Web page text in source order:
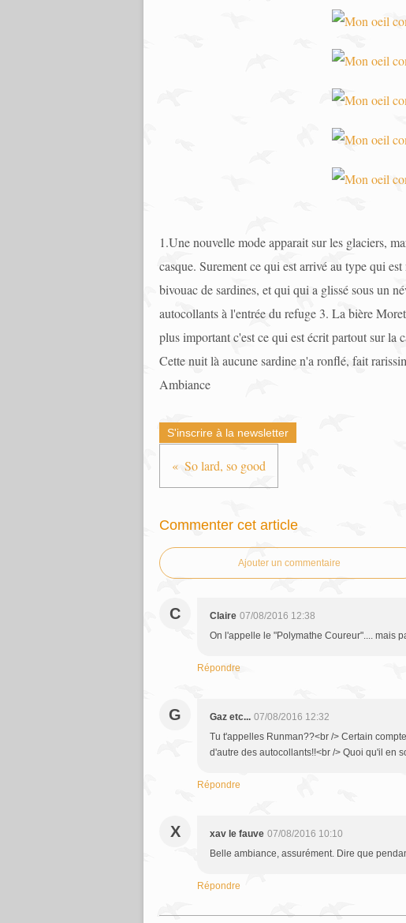
1.Une nouvelle mode apparait sur les glaciers,
casque. Surement ce qui est arrivé au type qui
bivouac de sardines, et qui qui a glissé sous un
autocollants à l'entrée du refuge 3. La bière
plus important c'est ce qui est écrit partout sur
Cette nuit là aucune sardine n'a ronflé, fait
Ambiance
S'inscrire à la newsletter
So lard, so good
Commenter cet article
Ajouter un commentaire
C Claire 07/08/2016 12:38
On l'appelle le "Polymathe Coureur".... mais
Répondre
G Gaz etc... 07/08/2016 12:32
Tu t'appelles Runman??<br /> Certain
d'autre des autocollants!!<br /> Quoi qu'il en
Répondre
X xav le fauve 07/08/2016 10:10
Belle ambiance, assurément. Dire que
Répondre